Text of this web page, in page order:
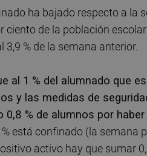
ha bajado respecto a la
ciento de la población
3,9 % de la semana anterior.
al 1 % del alumnado que
y las medidas de
% de alumnos por
está confinado (la semana
activo hay que sumar